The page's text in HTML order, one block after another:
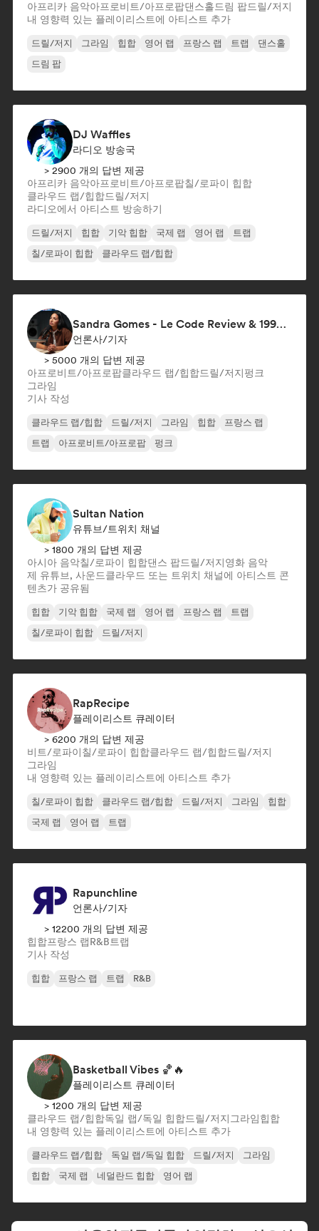
아프리카 음악아프로비트/아프로팝댄스홀드림 팝드릴/저지
내 영향력 있는 플레이리스트에 아티스트 추가
드릴/저지 그라임 힙합 영어 랩 프랑스 랩 트랩
댄스홀
드림 팝
DJ Waffles
라디오 방송국
> 2900 개의 답변 제공
아프리카 음악아프로비트/아프로팝칠/로파이 힙합
클라우드 랩/힙합드릴/저지
라디오에서 아티스트 방송하기
드릴/저지 힙합 기악 힙합 국제 랩 영어 랩
트랩
칠/로파이 힙합
클라우드 랩/힙합
Sandra Gomes - Le Code Review & 1993initiales
언론사/기자
> 5000 개의 답변 제공
아프로비트/아프로팝클라우드 랩/힙합드릴/저지펑크
그라임
기사 작성
클라우드 랩/힙합 드릴/저지 그라임 힙합
프랑스 랩
트랩
아프로비트/아프로팝 펑크
Sultan Nation
유튜브/트위치 채널
> 1800 개의 답변 제공
아시아 음악칠/로파이 힙합댄스 팝드릴/저지영화 음악
제 유튜브, 사운드클라우드 또는 트위치 채널에 아티스트 콘
텐츠가 공유됨
힙합 기악 힙합 국제 랩 영어 랩 프랑스 랩
트랩
칠/로파이 힙합
드릴/저지
RapRecipe
플레이리스트 큐레이터
> 6200 개의 답변 제공
비트/로파이칠/로파이 힙합클라우드 랩/힙합드릴/저지
그라임
내 영향력 있는 플레이리스트에 아티스트 추가
칠/로파이 힙합 클라우드 랩/힙합 드릴/저지 그라임
힙합
국제 랩
영어 랩 트랩
Rapunchline
언론사/기자
> 12200 개의 답변 제공
힙합프랑스 랩R&B트랩
기사 작성
힙합 프랑스 랩 트랩 R&B
Basketball Vibes 🏀🔥
플레이리스트 큐레이터
> 1200 개의 답변 제공
클라우드 랩/힙합독일 랩/독일 힙합드릴/저지 그라임힙합
내 영향력 있는 플레이리스트에 아티스트 추가
클라우드 랩/힙합 독일 랩/독일 힙합 드릴/저지
그라임
힙합
국제 랩 네덜란드 힙합 영어 랩